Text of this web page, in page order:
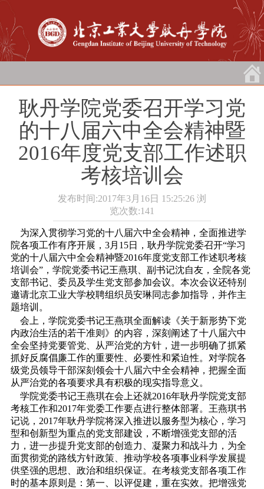
耿丹学院党委召开学习党
的十八届六中全会精神暨
2016年度党支部工作述职
考核培训会
发布时间:2017年3月16日 15:25:26 浏
览次数:141
为深入贯彻学习党的十八届六中全会精神，全面推进学
院各项工作有序开展，3月15日，耿丹学院党委召开“学习
党的十八届六中全会精神暨2016年度党支部工作述职考核
培训会”，学院党委书记王燕琪、副书记沈自友，全院各党
支部书记、委员及学生党支部参加会议。本次会议还特别
邀请北京工业大学校聘组织员安琳同志参加指导，并作主
题培训。
会上，学院党委书记王燕琪全面解读《关于新形势下党
内政治生活的若干准则》的内容，深刻阐述了十八届六中
全会坚持党要管党、从严治党的方针，进一步明确了抓紧
抓好反腐倡廉工作的重要性、必要性和紧迫性。对学院各
级党员领导干部深刻领会十八届六中全会精神，把握全面
从严治党的各项要求具有积极的现实指导意义。
学院党委书记王燕琪在会上还就2016年耿丹学院党支部
考核工作和2017年党委工作要点进行整体部署。王燕琪书
记说，2017年耿丹学院将深入推进以服务型为核心，学习
型和创新型为重点的党支部建设，不断增强党支部的活
力，进一步提升党支部的创造力、凝聚力和战斗力，为全
面贯彻党的路线方针政策、推动学校各项事业科学发展提
供坚强的思想、政治和组织保证。在考核党支部各项工作
时的基本原则是：第一、以评促建，重在实效。把增强党